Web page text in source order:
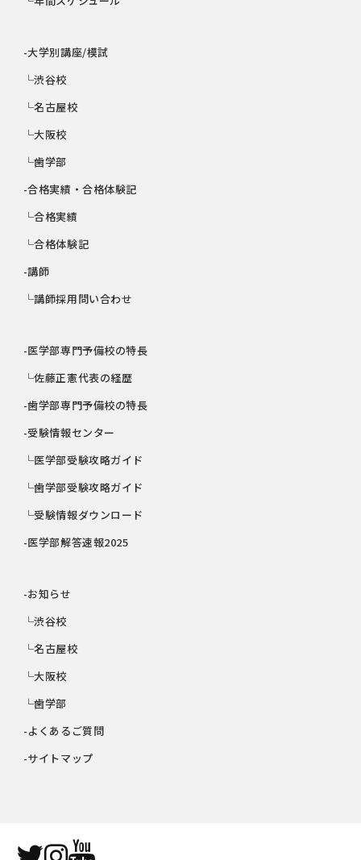
-大学別講座/模試
└渋谷校
└名古屋校
└大阪校
└歯学部
-合格実績・合格体験記
└合格実績
└合格体験記
-講師
└講師採用問い合わせ
-医学部専門予備校の特長
└佐藤正憲代表の経歴
-歯学部専門予備校の特長
-受験情報センター
└医学部受験攻略ガイド
└歯学部受験攻略ガイド
└受験情報ダウンロード
-医学部解答速報2025
-お知らせ
└渋谷校
└名古屋校
└大阪校
└歯学部
-よくあるご質問
-サイトマップ